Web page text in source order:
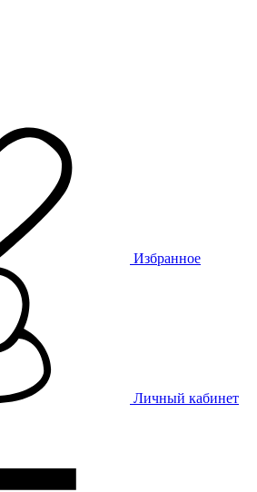
Избранное
Личный кабинет